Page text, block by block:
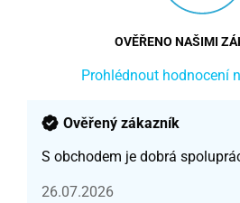
OVĚŘENO NAŠIMI
Prohlédnout hodnocení
Ověřený zákazník
S obchodem je dobrá
26.07.2026